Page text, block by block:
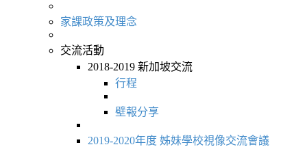
家課政策及理念
交流活動
2018-2019 新加坡交流
行程
壁報分享
2019-2020年度 姊妹學校視像交流會議